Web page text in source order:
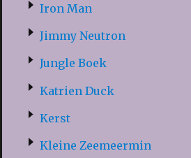
Iron Man
Jimmy Neutron
Jungle Boek
Katrien Duck
Kerst
Kleine Zeemeermin